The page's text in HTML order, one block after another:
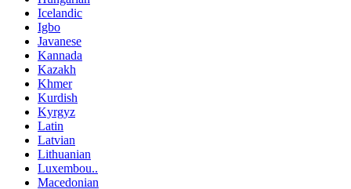
Icelandic
Igbo
Javanese
Kannada
Kazakh
Khmer
Kurdish
Kyrgyz
Latin
Latvian
Lithuanian
Luxembou..
Macedonian